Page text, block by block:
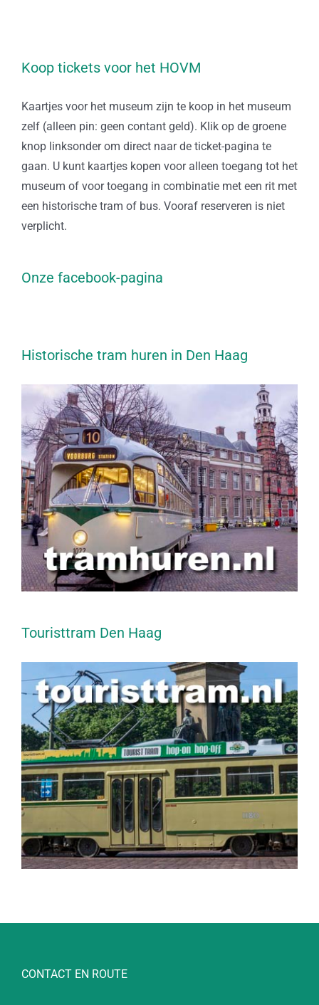
Koop tickets voor het HOVM
Kaartjes voor het museum zijn te koop in het museum
zelf (alleen pin: geen contant geld). Klik op de groene
knop linksonder om direct naar de ticket-pagina te
gaan. U kunt kaartjes kopen voor alleen toegang tot het
museum of voor toegang in combinatie met een rit met
een historische tram of bus. Vooraf reserveren is niet
verplicht.
Onze facebook-pagina
Historische tram huren in Den Haag
Touristtram Den Haag
CONTACT EN ROUTE